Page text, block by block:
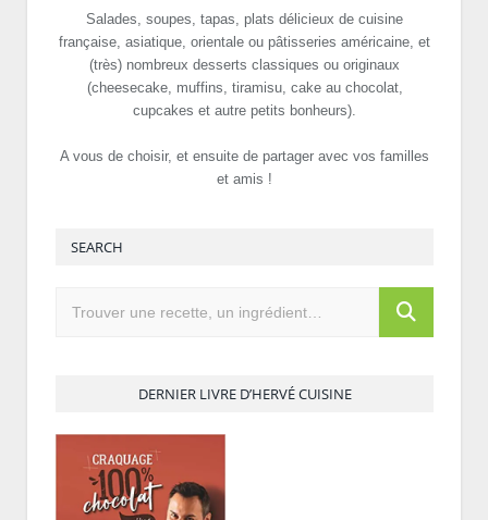
Salades, soupes, tapas, plats délicieux de cuisine
française, asiatique, orientale ou pâtisseries américaine, et
(très) nombreux desserts classiques ou originaux
(cheesecake, muffins, tiramisu, cake au chocolat,
cupcakes et autre petits bonheurs).
A vous de choisir, et ensuite de partager avec vos familles
et amis !
SEARCH
DERNIER LIVRE D’HERVÉ CUISINE